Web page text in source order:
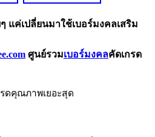
แค่เปลี่ยนมาใช้เบอร์มงคลเสริม
ศูนย์รวมเบอร์มงคลคัดเกรด
ดคุณภาพเยอะสุด